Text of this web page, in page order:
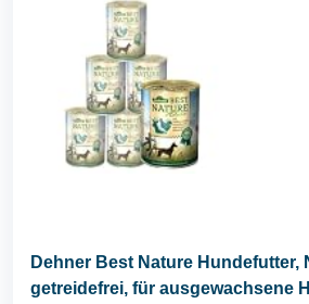
Dehner Best Nature Hundefutter,
getreidefrei, für ausgewachsene